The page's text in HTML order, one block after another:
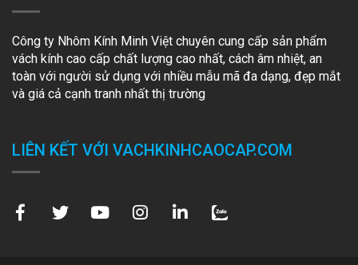
Công ty Nhôm Kính Minh Việt chuyên cung cấp sản phẩm
vách kính cao cấp chất lượng cao nhất, cách âm nhiệt, an
toàn với người sử dụng với nhiều mẫu mã đa dạng, đẹp mắt
và giá cả cạnh tranh nhất thị trường
LIÊN KẾT VỚI VACHKINHCAOCAP.COM